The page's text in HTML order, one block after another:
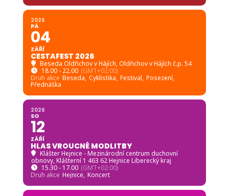
2026
PÁ
04
ZÁŘÍ
CESTAFEST 2026
Beseda Oldřichov v Hájích, Oldřichov v Hájích č.p. 54
18.00 - 22.00 (GMT+02:00)
Druh akce Beseda, Cyklistika, Festival, Posezení,
Přednáška
2026
SO
12
ZÁŘÍ
HLAS VROUCNÉ MODLITBY
Klášter Hejnice - Mezinárodní centrum duchovní
obnovy, Klášterní 1 463 62 Hejnice Liberecký kraj
15.30 - 17.00 (GMT+02:00)
Druh akce Hejnice, Koncert